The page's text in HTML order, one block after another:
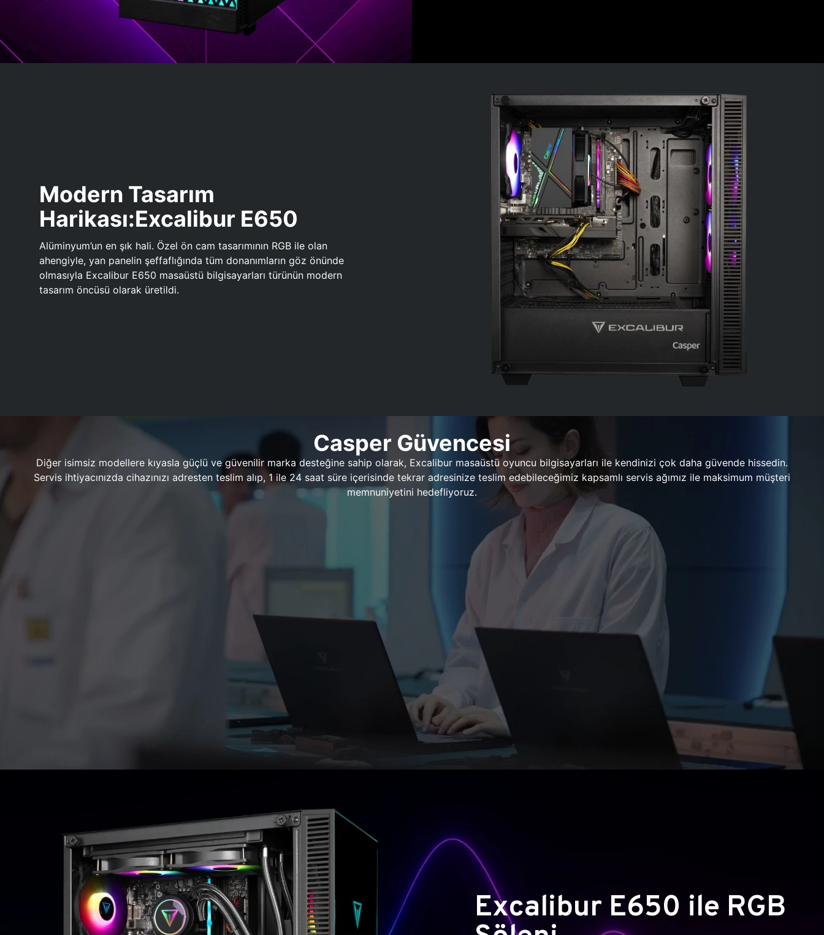
Modern Tasarım
Harikası:Excalibur E650
Alüminyum’un en şık hali. Özel ön cam tasarımının RGB ile olan
ahengiyle, yan panelin şeffaflığında tüm donanımların göz önünde
olmasıyla Excalibur E650 masaüstü bilgisayarları türünün modern
tasarım öncüsü olarak üretildi.
Casper Güvencesi
Diğer isimsiz modellere kıyasla güçlü ve güvenilir marka desteğine sahip olarak, Excalibur masaüstü oyuncu bilgisayarları ile kendinizi çok daha güvende hissedin.
Servis ihtiyacınızda cihazınızı adresten teslim alıp, 1 ile 24 saat süre içerisinde tekrar adresinize teslim edebileceğimiz kapsamlı servis ağımız ile maksimum müşteri
memnuniyetini hedefliyoruz.
Excalibur E650 ile RGB